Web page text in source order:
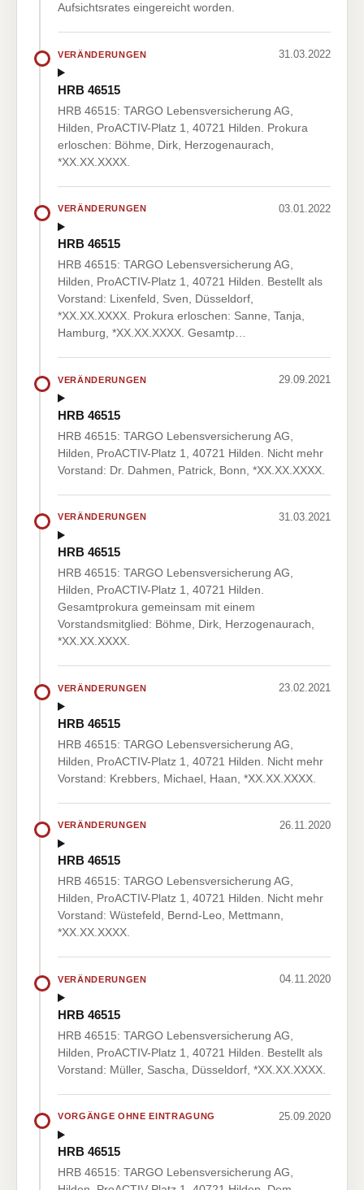
Aufsichtsrates eingereicht worden.
VERÄNDERUNGEN 31.03.2022
HRB 46515
HRB 46515: TARGO Lebensversicherung AG,
Hilden, ProACTIV-Platz 1, 40721 Hilden. Prokura
erloschen: Böhme, Dirk, Herzogenaurach,
*XX.XX.XXXX.
VERÄNDERUNGEN 03.01.2022
HRB 46515
HRB 46515: TARGO Lebensversicherung AG,
Hilden, ProACTIV-Platz 1, 40721 Hilden. Bestellt als
Vorstand: Lixenfeld, Sven, Düsseldorf,
*XX.XX.XXXX. Prokura erloschen: Sanne, Tanja,
Hamburg, *XX.XX.XXXX. Gesamtp…
VERÄNDERUNGEN 29.09.2021
HRB 46515
HRB 46515: TARGO Lebensversicherung AG,
Hilden, ProACTIV-Platz 1, 40721 Hilden. Nicht mehr
Vorstand: Dr. Dahmen, Patrick, Bonn, *XX.XX.XXXX.
VERÄNDERUNGEN 31.03.2021
HRB 46515
HRB 46515: TARGO Lebensversicherung AG,
Hilden, ProACTIV-Platz 1, 40721 Hilden.
Gesamtprokura gemeinsam mit einem
Vorstandsmitglied: Böhme, Dirk, Herzogenaurach,
*XX.XX.XXXX.
VERÄNDERUNGEN 23.02.2021
HRB 46515
HRB 46515: TARGO Lebensversicherung AG,
Hilden, ProACTIV-Platz 1, 40721 Hilden. Nicht mehr
Vorstand: Krebbers, Michael, Haan, *XX.XX.XXXX.
VERÄNDERUNGEN 26.11.2020
HRB 46515
HRB 46515: TARGO Lebensversicherung AG,
Hilden, ProACTIV-Platz 1, 40721 Hilden. Nicht mehr
Vorstand: Wüstefeld, Bernd-Leo, Mettmann,
*XX.XX.XXXX.
VERÄNDERUNGEN 04.11.2020
HRB 46515
HRB 46515: TARGO Lebensversicherung AG,
Hilden, ProACTIV-Platz 1, 40721 Hilden. Bestellt als
Vorstand: Müller, Sascha, Düsseldorf, *XX.XX.XXXX.
VORGÄNGE OHNE EINTRAGUNG 25.09.2020
HRB 46515
HRB 46515: TARGO Lebensversicherung AG,